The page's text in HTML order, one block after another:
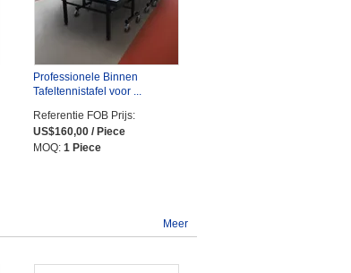
Professionele Binnen
Tafeltennistafel voor ...
Referentie FOB Prijs:
US$160,00 / Piece
MOQ: 1 Piece
Meer